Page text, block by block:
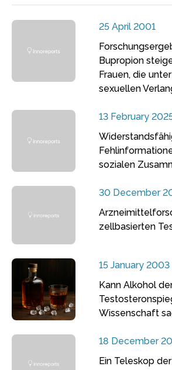
25 April 2001
Bupropion
Frauen, die
sexuellen
13 February
sozialen
30 December
zellbasierten
15 January 2003
Kann Alkohol
Wissenschaft
18 December
Ein Teleskop